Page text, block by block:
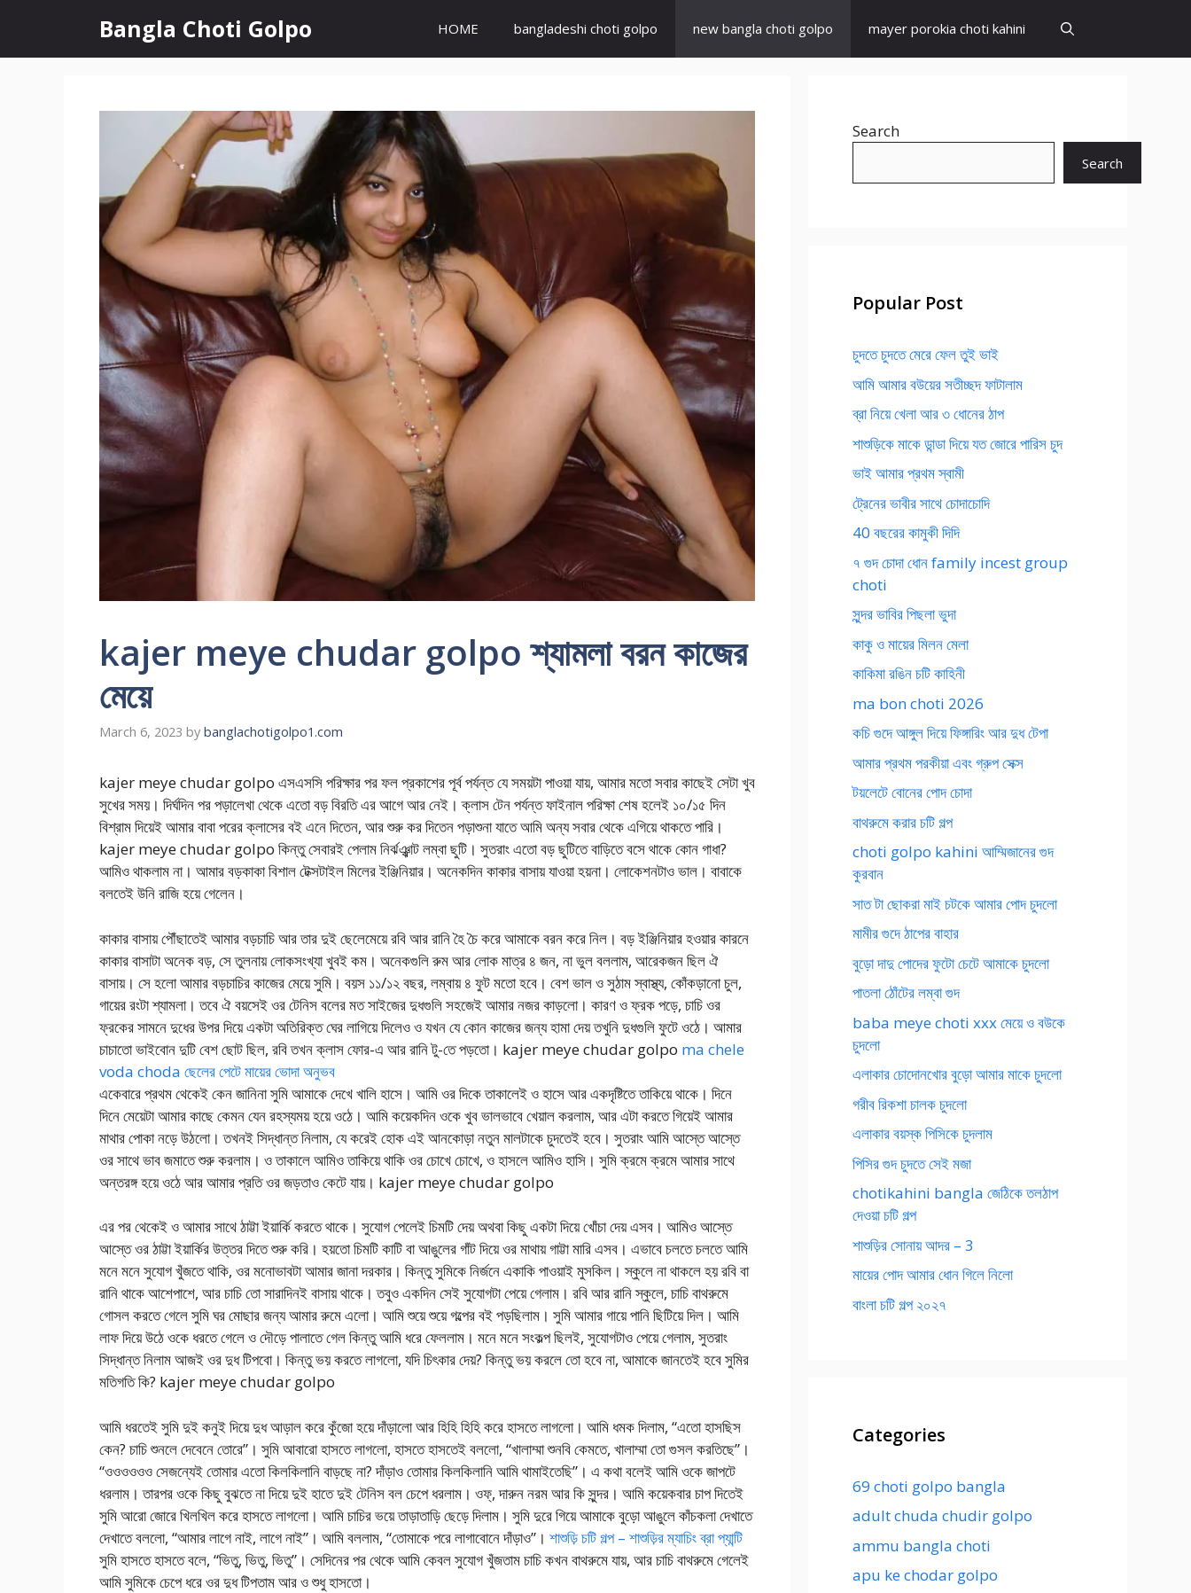
content
Bangla Choti Golpo HOME bangladeshi choti golpo new bangla choti golpo mayer porokia choti kahini
kajer meye chudar golpo শ্যামলা বরন কাজের
মেয়ে
March 6, 2023 by banglachotigolpo1.com
kajer meye chudar golpo এসএসসি পরিক্ষার পর ফল প্রকাশের পূর্ব পর্যন্ত যে সময়টা পাওয়া যায়, আমার মতো সবার কাছেই সেটা খুব
সুখের সময়। দির্ঘদিন পর পড়ালেখা থেকে এতো বড় বিরতি এর আগে আর নেই। ক্লাস টেন পর্যন্ত ফাইনাল পরিক্ষা শেষ হলেই ১০/১৫ দিন
বিশ্রাম দিয়েই আমার বাবা পরের ক্লাসের বই এনে দিতেন, আর শুরু কর দিতেন পড়াশুনা যাতে আমি অন্য সবার থেকে এগিয়ে থাকতে পারি।
kajer meye chudar golpo কিন্তু সেবারই পেলাম নির্ঝঞ্ঝাট লম্বা ছুটি। সুতরাং এতো বড় ছুটিতে বাড়িতে বসে থাকে কোন গাধা?
আমিও থাকলাম না। আমার বড়কাকা বিশাল টেক্সটাইল মিলের ইঞ্জিনিয়ার। অনেকদিন কাকার বাসায় যাওয়া হয়না। লোকেশনটাও ভাল। বাবাকে
বলতেই উনি রাজি হয়ে গেলেন।
কাকার বাসায় পৌঁছাতেই আমার বড়চাচি আর তার দুই ছেলেমেয়ে রবি আর রানি হৈ চৈ করে আমাকে বরন করে নিল। বড় ইঞ্জিনিয়ার হওয়ার কারনে
কাকার বাসাটা অনেক বড়, সে তুলনায় লোকসংখ্যা খুবই কম। অনেকগুলি রুম আর লোক মাত্র ৪ জন, না ভুল বললাম, আরেকজন ছিল ঐ
বাসায়। সে হলো আমার বড়চাচির কাজের মেয়ে সুমি। বয়স ১১/১২ বছর, লম্বায় ৪ ফুট মতো হবে। বেশ ভাল ও সুঠাম স্বাস্থ্য, কোঁকড়ানো চুল,
গায়ের রংটা শ্যামলা। তবে ঐ বয়সেই ওর টেনিস বলের মত সাইজের দুধগুলি সহজেই আমার নজর কাড়লো। কারণ ও ফ্রক পড়ে, চাচি ওর
ফ্রকের সামনে দুধের উপর দিয়ে একটা অতিরিক্ত ঘের লাগিয়ে দিলেও ও যখন যে কোন কাজের জন্য হামা দেয় তখুনি দুধগুলি ফুটে ওঠে। আমার
চাচাতো ভাইবোন দুটি বেশ ছোট ছিল, রবি তখন ক্লাস ফোর-এ আর রানি টু-তে পড়তো। kajer meye chudar golpo ma chele
voda choda ছেলের পেটে মায়ের ভোদা অনুভব
একেবারে প্রথম থেকেই কেন জানিনা সুমি আমাকে দেখে খালি হাসে। আমি ওর দিকে তাকালেই ও হাসে আর একদৃষ্টিতে তাকিয়ে থাকে। দিনে
দিনে মেয়েটা আমার কাছে কেমন যেন রহস্যময় হয়ে ওঠে। আমি কয়েকদিন ওকে খুব ভালভাবে খেয়াল করলাম, আর এটা করতে গিয়েই আমার
মাথার পোকা নড়ে উঠলো। তখনই সিদ্ধান্ত নিলাম, যে করেই হোক এই আনকোড়া নতুন মালটাকে চুদতেই হবে। সুতরাং আমি আস্তে আস্তে
ওর সাথে ভাব জমাতে শুরু করলাম। ও তাকালে আমিও তাকিয়ে থাকি ওর চোখে চোখে, ও হাসলে আমিও হাসি। সুমি ক্রমে ক্রমে আমার সাথে
অন্তরঙ্গ হয়ে ওঠে আর আমার প্রতি ওর জড়তাও কেটে যায়। kajer meye chudar golpo
এর পর থেকেই ও আমার সাথে ঠাট্টা ইয়ার্কি করতে থাকে। সুযোগ পেলেই চিমটি দেয় অথবা কিছু একটা দিয়ে খোঁচা দেয় এসব। আমিও আস্তে
আস্তে ওর ঠাট্টা ইয়ার্কির উত্তর দিতে শুরু করি। হয়তো চিমটি কাটি বা আঙুলের গাঁট দিয়ে ওর মাথায় গাট্টা মারি এসব। এভাবে চলতে চলতে আমি
মনে মনে সুযোগ খুঁজতে থাকি, ওর মনোভাবটা আমার জানা দরকার। কিন্তু সুমিকে নির্জনে একাকি পাওয়াই মুসকিল। স্কুলে না থাকলে হয় রবি বা
রানি থাকে আশেপাশে, আর চাচি তো সারাদিনই বাসায় থাকে। তবুও একদিন সেই সুযোগটা পেয়ে গেলাম। রবি আর রানি স্কুলে, চাচি বাথরুমে
গোসল করতে গেলে সুমি ঘর মোছার জন্য আমার রুমে এলো। আমি শুয়ে শুয়ে গল্পের বই পড়ছিলাম। সুমি আমার গায়ে পানি ছিটিয়ে দিল। আমি
লাফ দিয়ে উঠে ওকে ধরতে গেলে ও দৌড়ে পালাতে গেল কিন্তু আমি ধরে ফেললাম। মনে মনে সংকল্প ছিলই, সুযোগটাও পেয়ে গেলাম, সুতরাং
সিদ্ধান্ত নিলাম আজই ওর দুধ টিপবো। কিন্তু ভয় করতে লাগলো, যদি চিৎকার দেয়? কিন্তু ভয় করলে তো হবে না, আমাকে জানতেই হবে সুমির
মতিগতি কি? kajer meye chudar golpo
আমি ধরতেই সুমি দুই কনুই দিয়ে দুধ আড়াল করে কুঁজো হয়ে দাঁড়ালো আর হিহি হিহি করে হাসতে লাগলো। আমি ধমক দিলাম, “এতো হাসছিস
কেন? চাচি শুনলে দেবেনে তোরে”। সুমি আবারো হাসতে লাগলো, হাসতে হাসতেই বললো, “খালাম্মা শুনবি কেমতে, খালাম্মা তো গুসল করতিছে”।
“ওওওওওও সেজন্যেই তোমার এতো কিলকিলানি বাড়ছে না? দাঁড়াও তোমার কিলকিলানি আমি থামাইতেছি”। এ কথা বলেই আমি ওকে জাপটে
ধরলাম। তারপর ওকে কিছু বুঝতে না দিয়ে দুই হাতে দুই টেনিস বল চেপে ধরলাম। ওফ্, দারুন নরম আর কি সুন্দর। আমি কয়েকবার চাপ দিতেই
সুমি আরো জোরে খিলখিল করে হাসতে লাগলো। আমি চাচির ভয়ে তাড়াতাড়ি ছেড়ে দিলাম। সুমি দুরে গিয়ে আমাকে বুড়ো আঙুলে কাঁচকলা দেখাতে
দেখাতে বললো, “আমার লাগে নাই, লাগে নাই”। আমি বললাম, “তোমাকে পরে লাগাবোনে দাঁড়াও”। শাশুড়ি চটি গল্প – শাশুড়ির ম্যাচিং ব্রা প্যান্টি
সুমি হাসতে হাসতে বলে, “ভিতু, ভিতু, ভিতু”। সেদিনের পর থেকে আমি কেবল সুযোগ খুঁজতাম চাচি কখন বাথরুমে যায়, আর চাচি বাথরুমে গেলেই
আমি সুমিকে চেপে ধরে ওর দুধ টিপতাম আর ও শুধু হাসতো।
Search
Search
Popular Post
চুদতে চুদতে মেরে ফেল তুই ভাই
আমি আমার বউয়ের সতীচ্ছদ ফাটালাম
ব্রা নিয়ে খেলা আর ৩ ধোনের ঠাপ
শাশুড়িকে মাকে ডান্ডা দিয়ে যত জোরে পারিস চুদ
ভাই আমার প্রথম স্বামী
ট্রেনের ভাবীর সাথে চোদাচোদি
40 বছরের কামুকী দিদি
৭ গুদ চোদা ধোন family incest group
choti
সুন্দর ভাবির পিছলা ভুদা
কাকু ও মায়ের মিলন মেলা
কাকিমা রঙিন চটি কাহিনী
ma bon choti 2026
কচি গুদে আঙ্গুল দিয়ে ফিঙ্গারিং আর দুধ টেপা
আমার প্রথম পরকীয়া এবং গ্রুপ সেক্স
টয়লেটে বোনের পোদ চোদা
বাথরুমে করার চটি গল্প
choti golpo kahini আম্মিজানের গুদ
কুরবান
সাত টা ছোকরা মাই চটকে আমার পোদ চুদলো
মামীর গুদে ঠাপের বাহার
বুড়ো দাদু পোদের ফুটো চেটে আমাকে চুদলো
পাতলা ঠোঁটের লম্বা গুদ
baba meye choti xxx মেয়ে ও বউকে
চুদলো
এলাকার চোদোনখোর বুড়ো আমার মাকে চুদলো
গরীব রিকশা চালক চুদলো
এলাকার বয়স্ক পিসিকে চুদলাম
পিসির গুদ চুদতে সেই মজা
chotikahini bangla জেঠিকে তলঠাপ
দেওয়া চটি গল্প
শাশুড়ির সোনায় আদর – 3
মায়ের পোদ আমার ধোন গিলে নিলো
বাংলা চটি গল্প ২০২৭
Categories
69 choti golpo bangla
adult chuda chudir golpo
ammu bangla choti
apu ke chodar golpo